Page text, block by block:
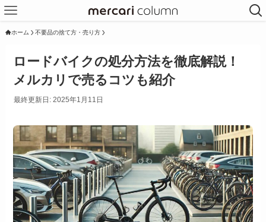
ホーム 不要品の捨て方・売り方
ロードバイクの処分方法を徹底解説！
メルカリで売るコツも紹介
最終更新日: 2025年1月11日